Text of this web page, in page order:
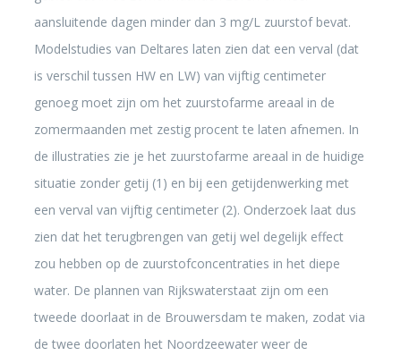
aansluitende dagen minder dan 3 mg/L zuurstof bevat.
Modelstudies van Deltares laten zien dat een verval (dat
is verschil tussen HW en LW) van vijftig centimeter
genoeg moet zijn om het zuurstofarme areaal in de
zomermaanden met zestig procent te laten afnemen. In
de illustraties zie je het zuurstofarme areaal in de huidige
situatie zonder getij (1) en bij een getijdenwerking met
een verval van vijftig centimeter (2). Onderzoek laat dus
zien dat het terugbrengen van getij wel degelijk effect
zou hebben op de zuurstofconcentraties in het diepe
water. De plannen van Rijkswaterstaat zijn om een
tweede doorlaat in de Brouwersdam te maken, zodat via
de twee doorlaten het Noordzeewater weer de